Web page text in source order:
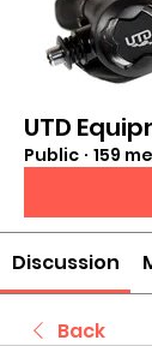
UTD
Public · 159
Discussion
Back